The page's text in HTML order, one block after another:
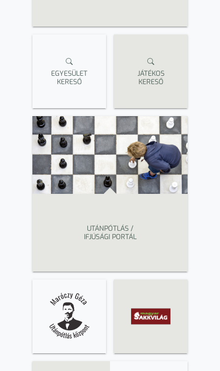
EGYESÜLET
KERESŐ
JÁTÉKOS
KERESŐ
UTÁNPÓTLÁS /
IFJÚSÁGI PORTÁL